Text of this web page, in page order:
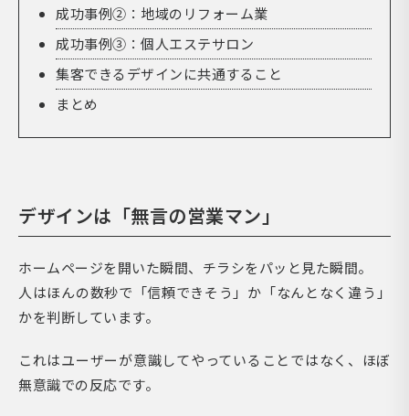
成功事例②：地域のリフォーム業
成功事例③：個人エステサロン
集客できるデザインに共通すること
まとめ
デザインは「無言の営業マン」
ホームページを開いた瞬間、チラシをパッと見た瞬間。
人はほんの数秒で「信頼できそう」か「なんとなく違う」
かを判断しています。
これはユーザーが意識してやっていることではなく、ほぼ
無意識での反応です。